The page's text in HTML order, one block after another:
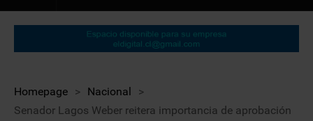
Homepage > Nacional
>
Senador Lagos Weber reitera importancia de aprobación